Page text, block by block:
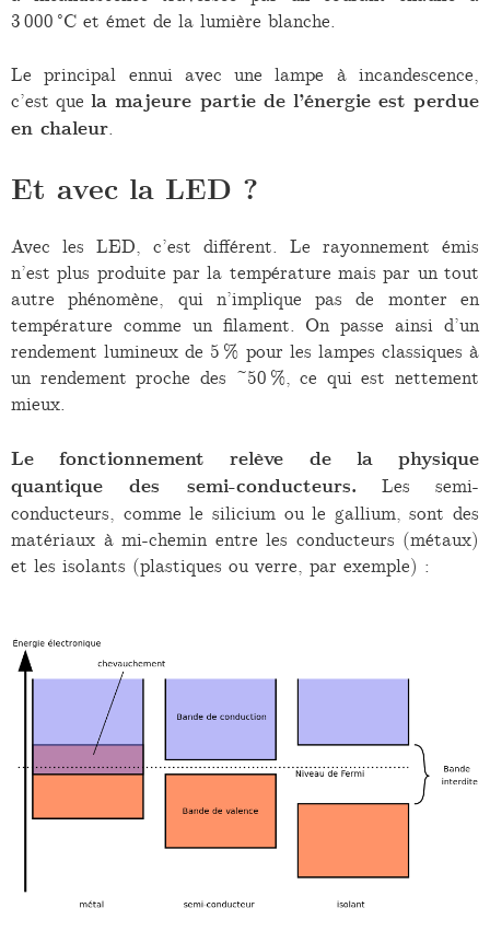
3 000 °C et émet de la lumière blanche.
Le principal ennui avec une lampe à incandescence,
c’est quela majeure partie de l’énergie est perdue
en chaleur.
Et avec la LED ?
Avec les LED, c’est différent. Le rayonnement émis
n’est plus produite par la température mais par un tout
autre phénomène, qui n’implique pas de monter en
température comme un filament. On passe ainsi d’un
rendement lumineux de 5 % pour les lampes classiques à
un rendement proche des ~50 %, ce qui est nettement
mieux.
Le fonctionnement relève de la physique
quantique des semi-conducteurs. Les semi-
conducteurs, comme le silicium ou le gallium, sont des
matériaux à mi-chemin entre les conducteurs (métaux)
et les isolants (plastiques ou verre, par exemple) :